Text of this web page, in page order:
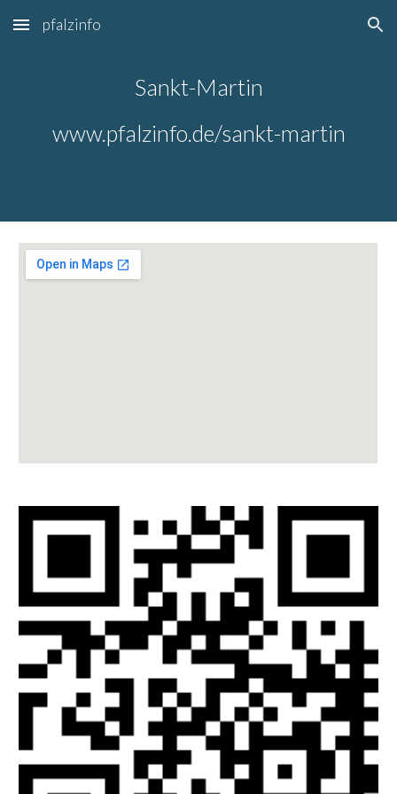
Skip to main content Skip to navigation
pfalzinfo
Sankt-Martin
www.pfalzinfo.de/sankt-martin